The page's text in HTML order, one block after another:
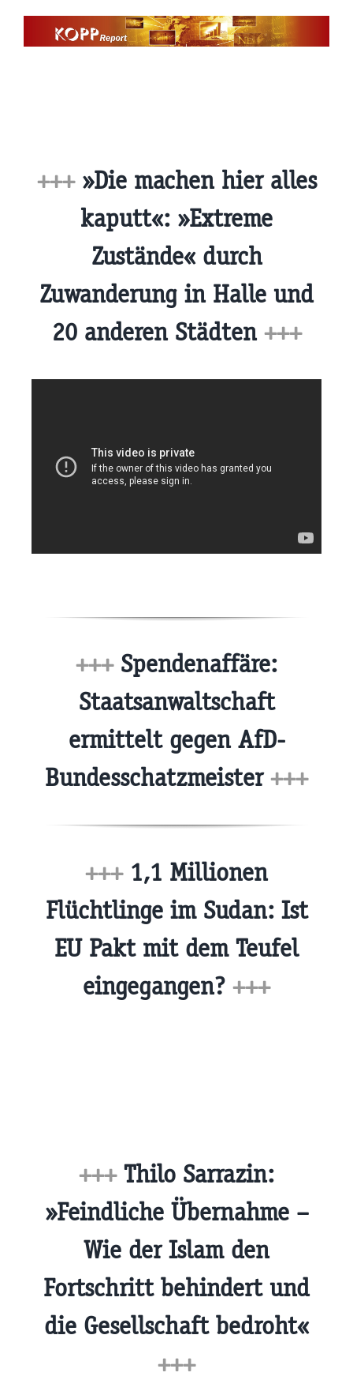
+++»Die machen hier alles
kaputt«: »Extreme
Zustände« durch
Zuwanderung in Halle und
20 anderen Städten +++
+++Spendenaffäre:
Staatsanwaltschaft
ermittelt gegen AfD-
Bundesschatzmeister+++
+++1,1 Millionen
Flüchtlinge im Sudan: Ist
EU Pakt mit dem Teufel
eingegangen? +++
+++Thilo Sarrazin:
»Feindliche Übernahme –
Wie der Islam den
Fortschritt behindert und
die Gesellschaft bedroht«
+++